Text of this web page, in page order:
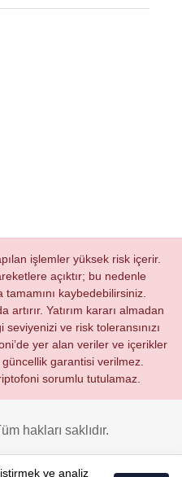
işlemler yüksek risk içerir.
açıktır; bu nedenle
tamamını kaybedebilirsiniz.
artırır. Yatırım kararı almadan
ve risk toleransınızı
yer alan veriler ve içerikler
garantisi verilmez.
sorumlu tutulamaz.
hakları saklıdır.
ve analiz